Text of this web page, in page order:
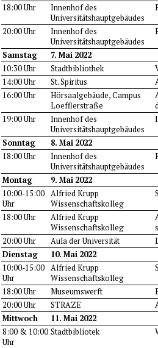
18:00 Uhr
Innenhof des
Universitätshauptgebäudes
20:00 Uhr
Innenhof des
Universitätshauptgebäudes
Samstag
7. Mai 2022
10:30 Uhr
Stadtbibliothek
14:00 Uhr
St. Spiritus
16:00 Uhr
Hörsaalgebäude, Campus
Loefflerstraße
19:00 Uhr
Innenhof des
Universitätshauptgebäudes
Sonntag
8. Mai 2022
18:00 Uhr
Innenhof des
Universitätshauptgebäudes
Montag
9. Mai 2022
10:00-15:00
Uhr
Alfried Krupp
Wissenschaftskolleg
18:00 Uhr
Alfried Krupp
Wissenschaftskolleg
20:00 Uhr
Aula der Universität
Dienstag
10. Mai 2022
10:00-15:00
Uhr
Alfried Krupp
Wissenschaftskolleg
18:00 Uhr Museumswerft
20:00 Uhr
STRAZE
Mittwoch
11. Mai 2022
8:00 & 10:00
Uhr
Stadtbibliotek